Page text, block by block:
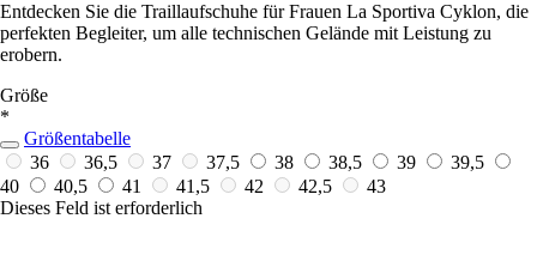
Entdecken Sie die Traillaufschuhe für Frauen La Sportiva Cyklon, die
perfekten Begleiter, um alle technischen Gelände mit Leistung zu
erobern.
Größe
*
Größentabelle
36
36,5 37 37,5 38 38,5 39
39,5
40
40,5 41 41,5 42 42,5
43
Dieses Feld ist erforderlich